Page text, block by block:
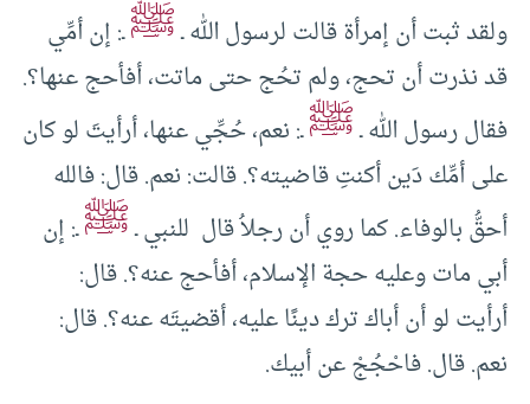
ولقد ثبت أن إمرأة قالت لرسول الله ـﷺـ: إن أمِّي
قد نذرت أن تحج، ولم تحُج حتى ماتت، أفأحج عنها؟.
فقال رسول الله ـﷺـ: نعم، حُجِّي عنها، أرأيتَ لو كان
على أمِّك دَين أكنتِ قاضيته؟. قالت: نعم. قال: فالله
أحقُّ بالوفاء. كما روي أن رجلاُ قال للنبي ـﷺـ: إن
أبي مات وعليه حجة الإسلام، أفأحج عنه؟. قال:
أرأيت لو أن أباك ترك دينًا عليه، أقضيتَه عنه؟. قال:
نعم. قال. فاحْجُجْ عن أبيك.